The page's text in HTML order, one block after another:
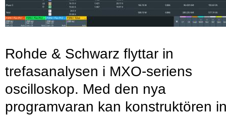
Rohde & Schwarz flyttar in
trefasanalysen i MXO-seriens
oscilloskop. Med den nya
programvaran kan konstruktören